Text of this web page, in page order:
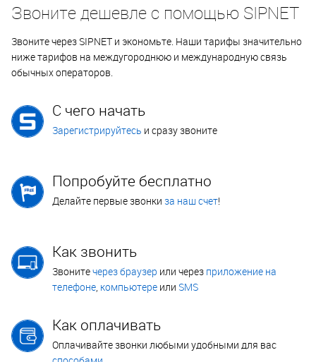
Звоните дешевле с помощью SIPNET
Звоните через SIPNET и экономьте. Наши тарифы значительно
ниже тарифов на междугороднюю и международную связь
обычных операторов.
С чего начать
Зарегистрируйтесь и сразу звоните
Попробуйте бесплатно
Делайте первые звонки за наш счет!
Как звонить
Звонитечерез браузер или через приложение на
телефоне, компьютере или SMS
Как оплачивать
Оплачивайте звонки любыми удобными для вас